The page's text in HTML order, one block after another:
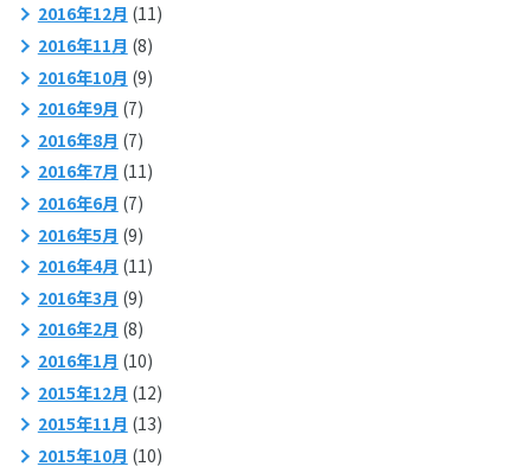
2016年12月 (11)
2016年11月 (8)
2016年10月 (9)
2016年9月 (7)
2016年8月 (7)
2016年7月 (11)
2016年6月 (7)
2016年5月 (9)
2016年4月 (11)
2016年3月 (9)
2016年2月 (8)
2016年1月 (10)
2015年12月 (12)
2015年11月 (13)
2015年10月 (10)